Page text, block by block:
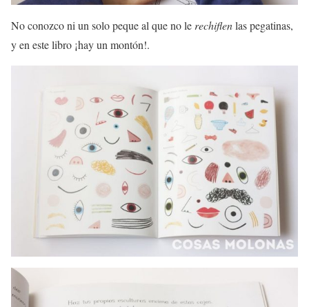
No conozco ni un solo peque al que no le rechiflenlas pegatinas,
y en este libro ¡hay un montón!.